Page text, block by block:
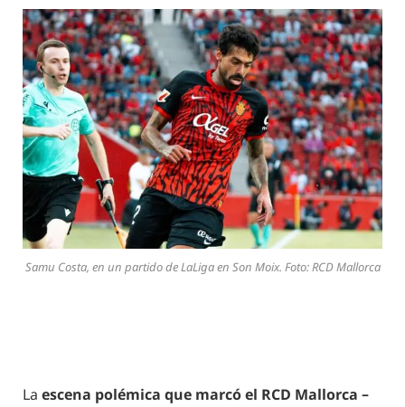
Samu Costa, en un partido de LaLiga en Son Moix. Foto: RCD Mallorca
La escena polémica que marcó el RCD Mallorca –